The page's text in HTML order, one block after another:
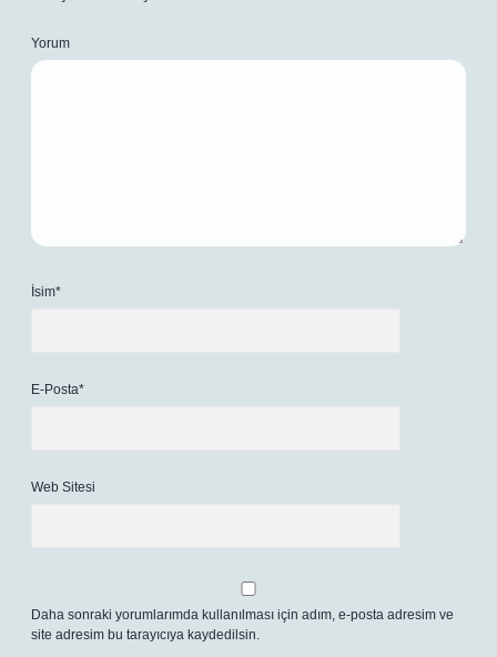
Yorum
İsim*
E-Posta*
Web Sitesi
Daha sonraki yorumlarımda kullanılması için adım, e-posta adresim ve
site adresim bu tarayıcıya kaydedilsin.